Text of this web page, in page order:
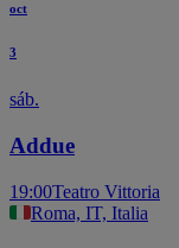
oct
3
sáb.
Addue
19:00Teatro Vittoria
Roma, IT, Italia